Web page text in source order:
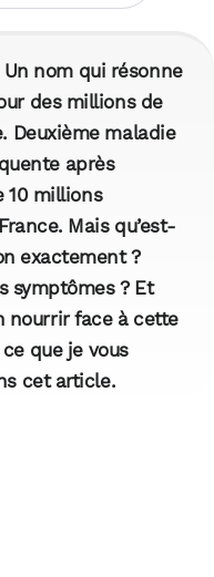
nom qui résonne
des millions de
Deuxième maladie
après
10 millions
Mais qu’est-
exactement ?
symptômes ? Et
nourrir face à cette
que je vous
cet article.